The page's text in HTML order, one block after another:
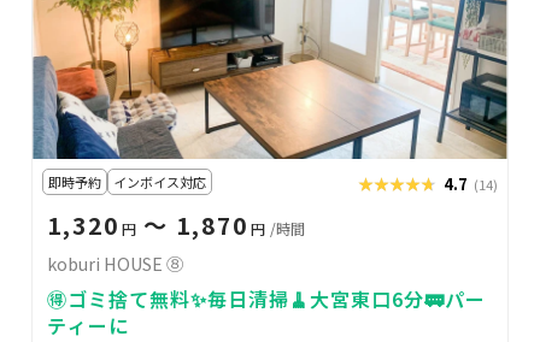
即時予約 インボイス対応 ★★★★★
★★★★★ 4.7 (14)
1,320 円 〜 1,870 円 /時間
koburi HOUSE ⑧
🉐ゴミ捨て無料✨毎日清掃🧹大宮東口6分🚃パー
ティーに